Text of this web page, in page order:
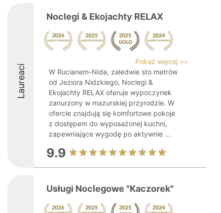
Laureaci
Noclegi & Ekojachty RELAX
Pokaż więcej >>
W Rucianem-Nida, zaledwie sto metrów
od Jeziora Nidzkiego, Noclegi &
Ekojachty RELAX oferuje wypoczynek
zanurzony w mazurskiej przyrodzie. W
ofercie znajdują się komfortowe pokoje
z dostępem do wyposażonej kuchni,
zapewniające wygodę po aktywnie ...
9.9
Usługi Noclegowe "Kaczorek"